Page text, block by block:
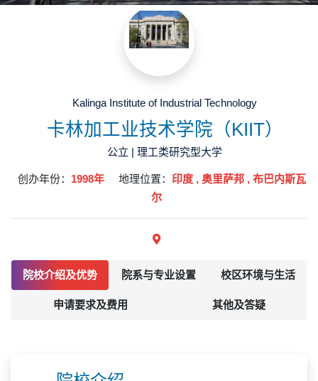
Kalinga Institute of Industrial Technology
卡林加工业技术学院（KIIT）
公立 | 理工类研究型大学
创办年份： 1998年 地理位置： 印度 , 奥里萨邦 , 布巴内斯瓦
尔
院校介绍及优势 院系与专业设置 校区环境与生活
申请要求及费用 其他及答疑